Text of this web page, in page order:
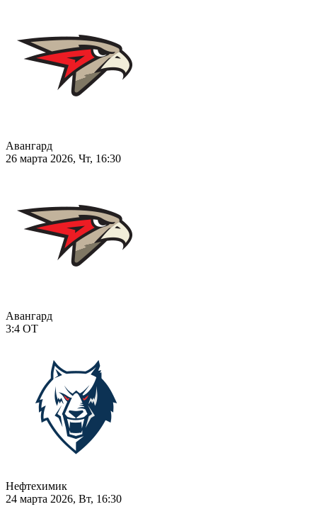
Авангард
26 марта 2026, Чт, 16:30
Авангард
3:4 ОТ
Нефтехимик
24 марта 2026, Вт, 16:30